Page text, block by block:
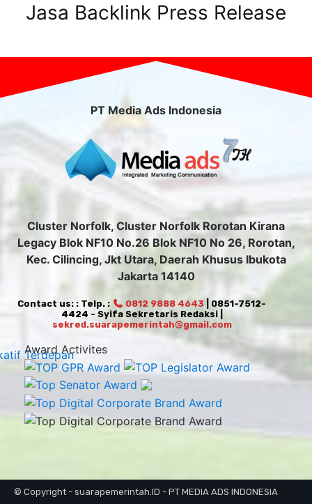
Jasa Backlink Press Release
PT Media Ads Indonesia
Cluster Norfolk, Cluster Norfolk Rorotan Kirana
Legacy Blok NF10 No.26 Blok NF10 No 26, Rorotan,
Kec. Cilincing, Jkt Utara, Daerah Khusus Ibukota
Jakarta 14140
Contact us: : Telp. : 0812 9888 4643 | 0851-7512-
4424 - Syifa Sekretaris Redaksi |
sekred.suarapemerintah@gmail.com
Award Activites
© Copyright - suarapemerintah.ID - PT MEDIA ADS INDONESIA